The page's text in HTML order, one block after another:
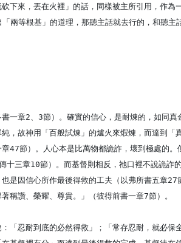
下來，丟在火裡」的話，同樣被主所引用，作為
兩等根基」的道理，那聽主話就去行的，和聽主
一章2、3節）。確實的信心，是耐煉的，如同
，故神用「百般試煉」的爐火來煆煉，而達到「
47節）。人心本是比萬物都詭詐，壞到極處的。
三章10節）。而基督則相反，祂口裡不說詭詐
是因信心所作最後得救的工夫（以弗所書五章27
稱讚、榮耀、尊貴。」（彼得前書一章7節）。
「忍耐到底的必然得救」；「常存忍耐，就必保